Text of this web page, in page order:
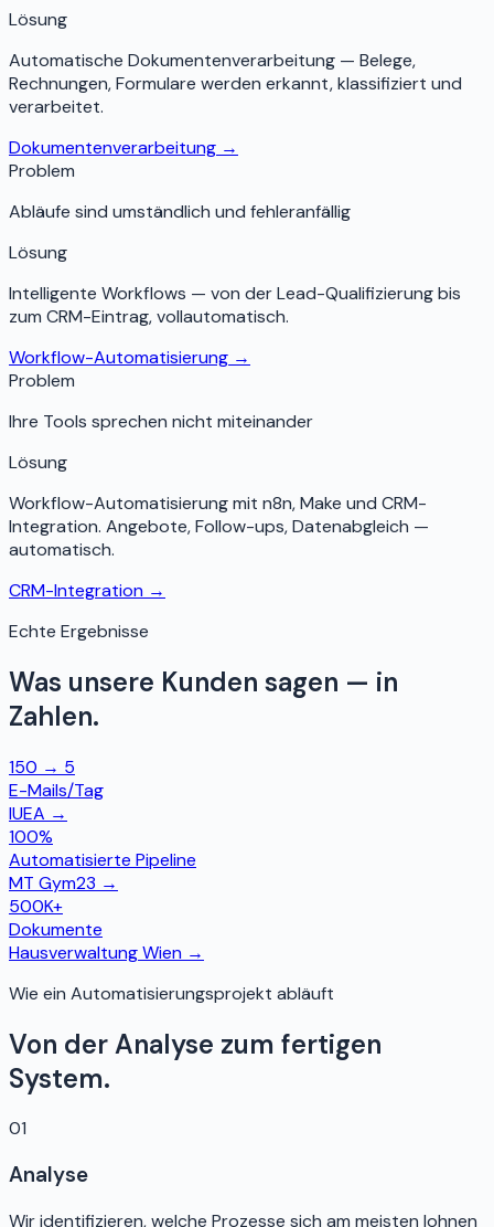
Lösung
Automatische Dokumentenverarbeitung — Belege,
Rechnungen, Formulare werden erkannt, klassifiziert und
verarbeitet.
Dokumentenverarbeitung →
Problem
Abläufe sind umständlich und fehleranfällig
Lösung
Intelligente Workflows — von der Lead-Qualifizierung bis
zum CRM-Eintrag, vollautomatisch.
Workflow-Automatisierung →
Problem
Ihre Tools sprechen nicht miteinander
Lösung
Workflow-Automatisierung mit n8n, Make und CRM-
Integration. Angebote, Follow-ups, Datenabgleich —
automatisch.
CRM-Integration →
Echte Ergebnisse
Was unsere Kunden sagen — in
Zahlen.
150 → 5
E-Mails/Tag
IUEA →
100%
Automatisierte Pipeline
MT Gym23 →
500K+
Dokumente
Hausverwaltung Wien →
Wie ein Automatisierungsprojekt abläuft
Von der Analyse zum fertigen
System.
01
Analyse
Wir identifizieren, welche Prozesse sich am meisten lohnen